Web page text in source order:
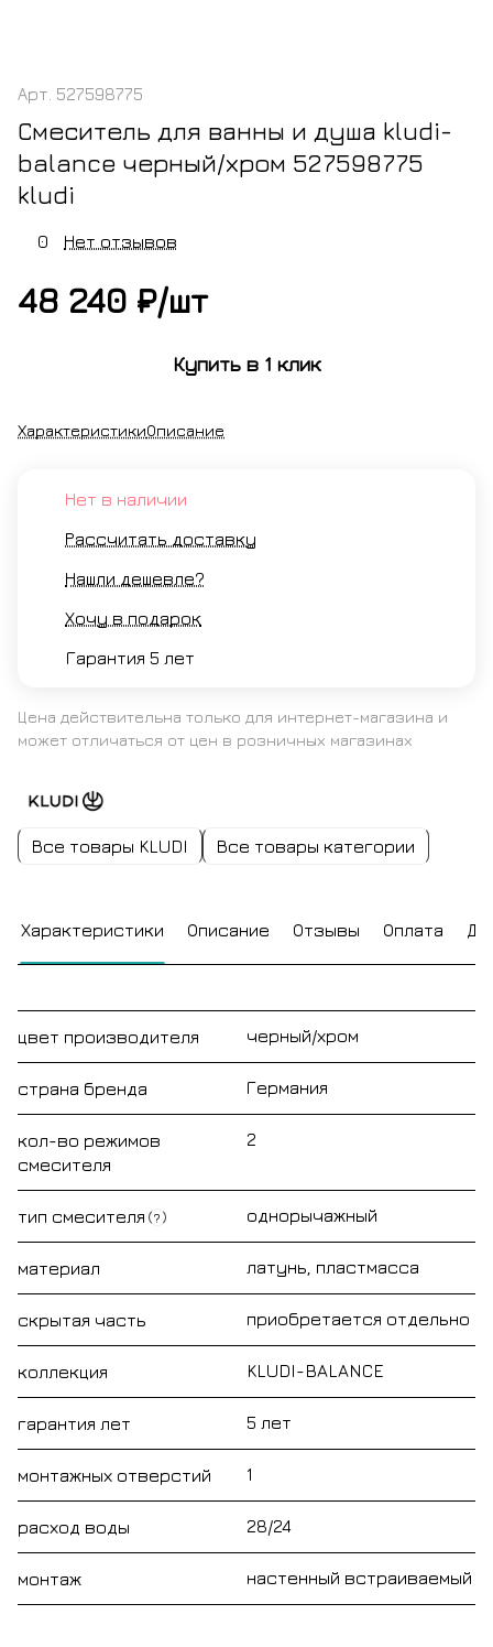
Арт. 527598775
Смеситель для ванны и душа kludi-
balance черный/хром 527598775
kludi
0 Нет отзывов
48 240 ₽/шт
Купить в 1 клик
ХарактеристикиОписание
Нет в наличии
Рассчитать доставку
Нашли дешевле?
Хочу в подарок
Гарантия 5 лет
Цена действительна только для интернет-магазина и
может отличаться от цен в розничных магазинах
Все товары KLUDI Все товары категории
Характеристики Описание Отзывы Оплата
цвет производителя черный/хром
страна бренда Германия
кол-во режимов
смесителя
2
тип смесителя ? однорычажный
материал латунь, пластмасса
скрытая часть приобретается отдельно
коллекция KLUDI-BALANCE
гарантия лет 5 лет
монтажных отверстий 1
расход воды 28/24
монтаж настенный встраиваемый